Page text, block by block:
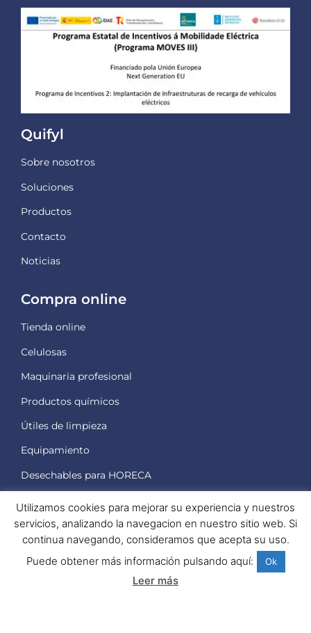
Quifyl
Sobre nosotros
Soluciones
Productos
Contacto
Noticias
Compra online
Tienda online
Celulosas
Maquinaria profesional
Productos químicos
Útiles de limpieza
Equipamiento
Desechables para HORECA
Profesionales
Acceso mayoristas
Solicitar acceso B2B
Utilizamos cookies para mejorar su experiencia y nuestros
servicios, analizando la navegacion en nuestro sitio web. Si
continua navegando, consideramos que acepta su uso.
Puede obtener más información pulsando aquí:
Ok
Leer más